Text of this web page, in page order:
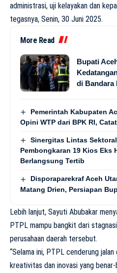
administrasi, uji kelayakan dan
tegasnya, Senin, 30 Juni 2025.
More Read
Bupati
di Bandara
Pemerintah Kabupaten
Opini WTP dari BPK RI,
Sinergitas Lintas
Pembongkaran 19 Kios Eks
Berlangsung Tertib
Disporaparekraf Aceh
Matang Drien, Persiapan
Lebih lanjut, Sayuti Abubakar
PTPL mampu bangkit dari
perusahaan daerah tersebut.
“Selama ini, PTPL cenderung
kreativitas dan inovasi yang